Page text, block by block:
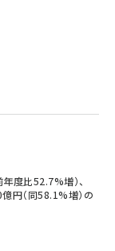
度比52.7%増）、
円（同58.1%増）の